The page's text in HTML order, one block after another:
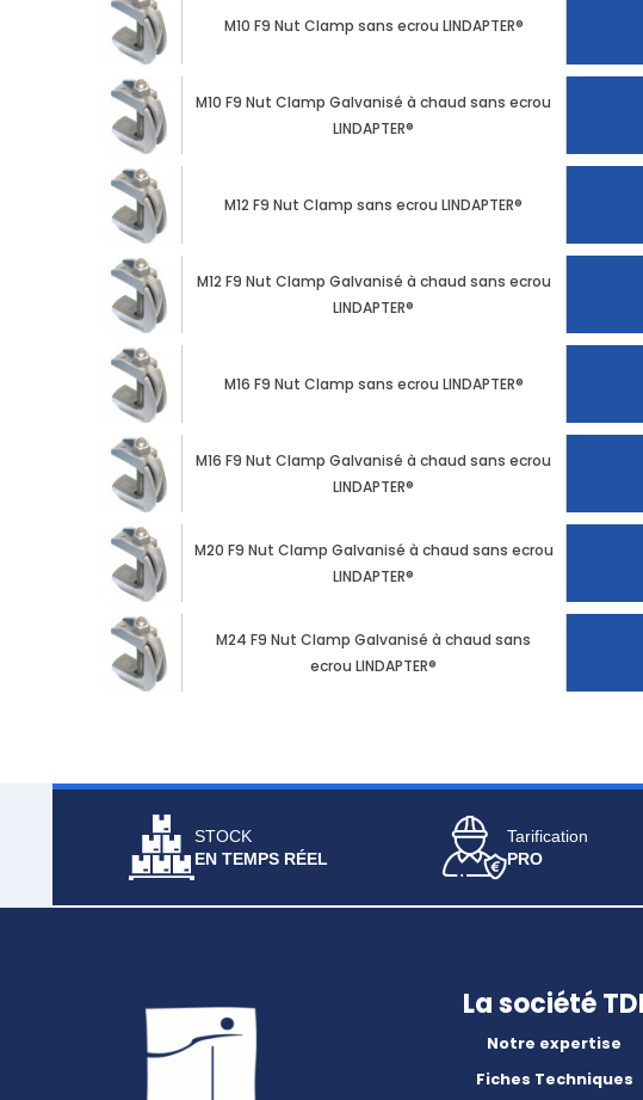
M10 F9 Nut Clamp sans ecrou LINDAPTER®
M10 F9 Nut Clamp Galvanisé à chaud sans ecrou
LINDAPTER®
M12 F9 Nut Clamp sans ecrou LINDAPTER®
M12 F9 Nut Clamp Galvanisé à chaud sans ecrou
LINDAPTER®
M16 F9 Nut Clamp sans ecrou LINDAPTER®
M16 F9 Nut Clamp Galvanisé à chaud sans ecrou
LINDAPTER®
M20 F9 Nut Clamp Galvanisé à chaud sans ecrou
LINDAPTER®
M24 F9 Nut Clamp Galvanisé à chaud sans
ecrou LINDAPTER®
STOCK
EN TEMPS RÉEL
Tarification
PRO
La société TDI
Notre expertise
Fiches Techniques